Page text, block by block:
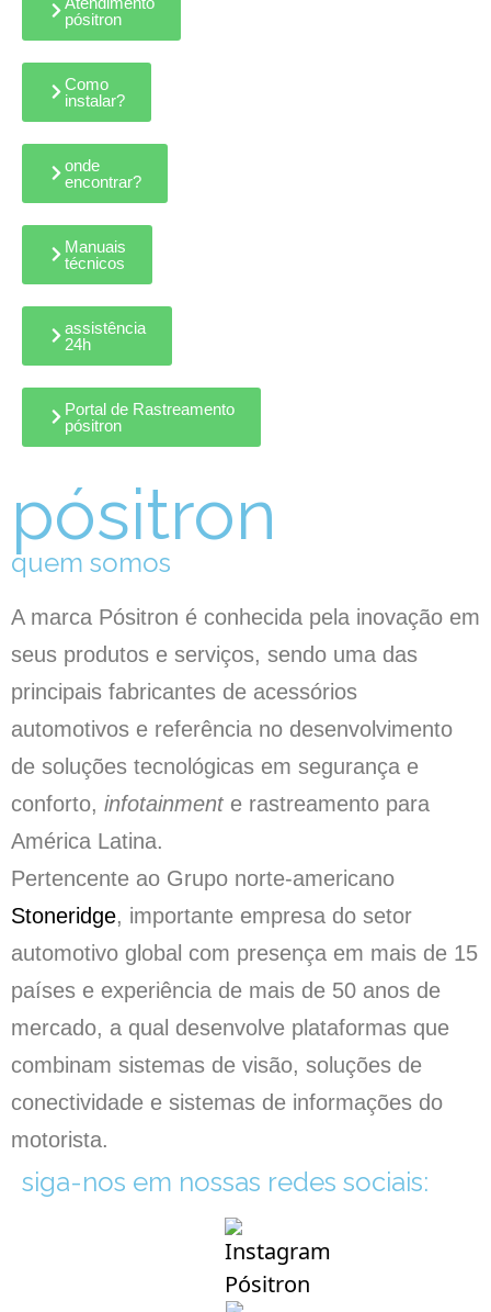
pósitron
Como
instalar?
onde
encontrar?
Manuais
técnicos
assistência
24h
Portal de Rastreamento
pósitron
pósitron
quem somos
A marca Pósitron é conhecida pela inovação em
seus produtos e serviços, sendo uma das
principais fabricantes de acessórios
automotivos e referência no desenvolvimento
de soluções tecnológicas em segurança e
conforto, infotainment e rastreamento para
América Latina.
Pertencente ao Grupo norte-americano
Stoneridge, importante empresa do setor
automotivo global com presença em mais de 15
países e experiência de mais de 50 anos de
mercado, a qual desenvolve plataformas que
combinam sistemas de visão, soluções de
conectividade e sistemas de informações do
motorista.
siga-nos em nossas redes sociais: